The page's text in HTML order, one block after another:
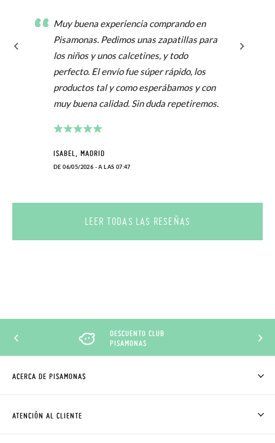
Muy buena experiencia comprando en
Pisamonas. Pedimos unas zapatillas para
los niños y unos calcetines, y todo
perfecto. El envío fue súper rápido, los
productos tal y como esperábamos y con
muy buena calidad. Sin duda repetiremos.
ISABEL, MADRID
DE 06/05/2026 - A LAS 07:47
LEER TODAS LAS RESEÑAS
DESCUENTO CLUB
PISAMONAS
ACERCA DE PISAMONAS
CÓMO COMPRAR
ATENCIÓN AL CLIENTE